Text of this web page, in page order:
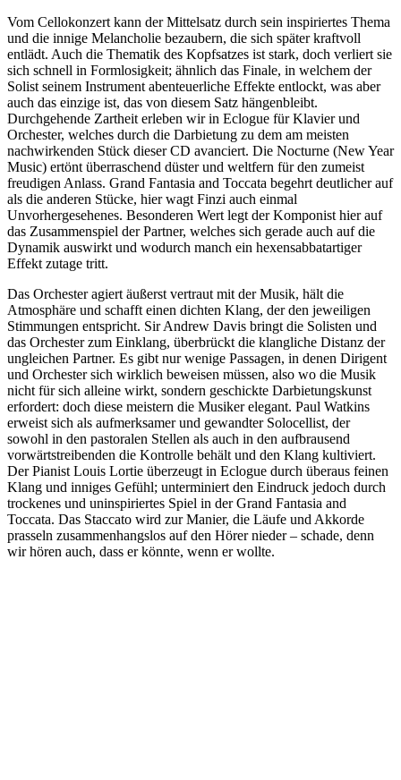
Vom Cellokonzert kann der Mittelsatz durch sein inspiriertes Thema
und die innige Melancholie bezaubern, die sich später kraftvoll
entlädt. Auch die Thematik des Kopfsatzes ist stark, doch verliert sie
sich schnell in Formlosigkeit; ähnlich das Finale, in welchem der
Solist seinem Instrument abenteuerliche Effekte entlockt, was aber
auch das einzige ist, das von diesem Satz hängenbleibt.
Durchgehende Zartheit erleben wir in Eclogue für Klavier und
Orchester, welches durch die Darbietung zu dem am meisten
nachwirkenden Stück dieser CD avanciert. Die Nocturne (New Year
Music) ertönt überraschend düster und weltfern für den zumeist
freudigen Anlass. Grand Fantasia and Toccata begehrt deutlicher auf
als die anderen Stücke, hier wagt Finzi auch einmal
Unvorhergesehenes. Besonderen Wert legt der Komponist hier auf
das Zusammenspiel der Partner, welches sich gerade auch auf die
Dynamik auswirkt und wodurch manch ein hexensabbatartiger
Effekt zutage tritt.
Das Orchester agiert äußerst vertraut mit der Musik, hält die
Atmosphäre und schafft einen dichten Klang, der den jeweiligen
Stimmungen entspricht. Sir Andrew Davis bringt die Solisten und
das Orchester zum Einklang, überbrückt die klangliche Distanz der
ungleichen Partner. Es gibt nur wenige Passagen, in denen Dirigent
und Orchester sich wirklich beweisen müssen, also wo die Musik
nicht für sich alleine wirkt, sondern geschickte Darbietungskunst
erfordert: doch diese meistern die Musiker elegant. Paul Watkins
erweist sich als aufmerksamer und gewandter Solocellist, der
sowohl in den pastoralen Stellen als auch in den aufbrausend
vorwärtstreibenden die Kontrolle behält und den Klang kultiviert.
Der Pianist Louis Lortie überzeugt in Eclogue durch überaus feinen
Klang und inniges Gefühl; unterminiert den Eindruck jedoch durch
trockenes und uninspiriertes Spiel in der Grand Fantasia and
Toccata. Das Staccato wird zur Manier, die Läufe und Akkorde
prasseln zusammenhangslos auf den Hörer nieder – schade, denn
wir hören auch, dass er könnte, wenn er wollte.